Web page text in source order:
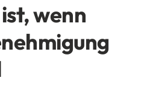
wenn